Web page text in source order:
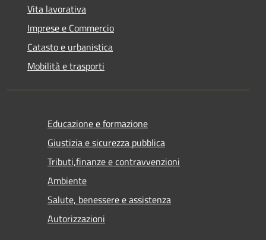
Vita lavorativa
Imprese e Commercio
Catasto e urbanistica
Mobilità e trasporti
Educazione e formazione
Giustizia e sicurezza pubblica
Tributi,finanze e contravvenzioni
Ambiente
Salute, benessere e assistenza
Autorizzazioni